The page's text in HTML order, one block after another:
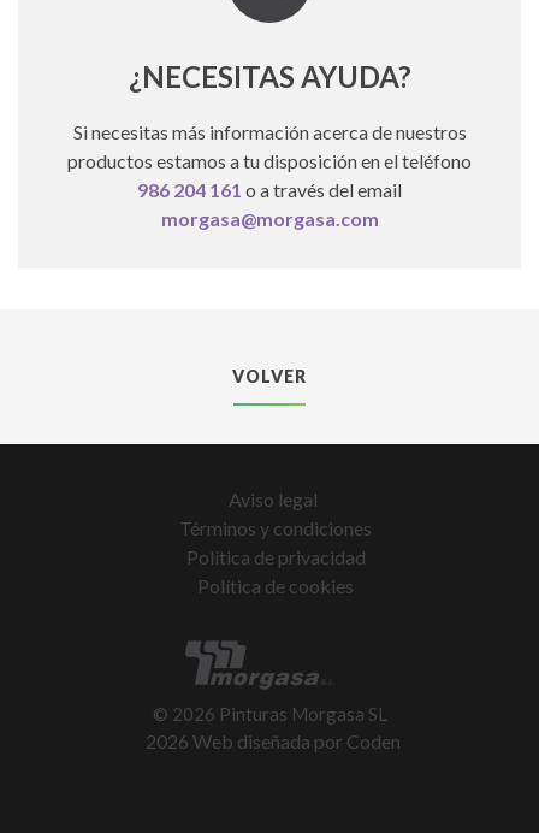
¿NECESITAS AYUDA?
Si necesitas más información acerca de nuestros
productos estamos a tu disposición en el teléfono
986 204 161 o a través del email
morgasa@morgasa.com
VOLVER
Aviso legal
Términos y condiciones
Política de privacidad
Política de cookies
© 2026 Pinturas Morgasa SL
2026 Web diseñada por Coden